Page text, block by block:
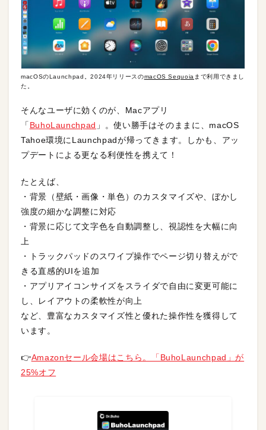
macOSのLaunchpad。2024年リリースのmacOS Sequoia まで利用できまし
た。
そんなユーザに効くのが、Macアプリ
「 BuhoLaunchpad 」。使い勝手はそのままに、macOS
Tahoe環境にLaunchpadが帰ってきます。しかも、アッ
プデートによる更なる利便性を携えて！
たとえば、
・背景（壁紙・画像・単色）のカスタマイズや、ぼかし
強度の細かな調整に対応
・背景に応じて文字色を自動調整し、視認性を大幅に向
上
・トラックパッドのスワイプ操作でページ切り替えがで
きる直感的UIを追加
・アプリアイコンサイズをスライダで自由に変更可能に
し、レイアウトの柔軟性が向上
など、豊富なカスタマイズ性と優れた操作性を獲得して
います。
👉Amazonセール会場はこちら。「BuhoLaunchpad」が
25%オフ